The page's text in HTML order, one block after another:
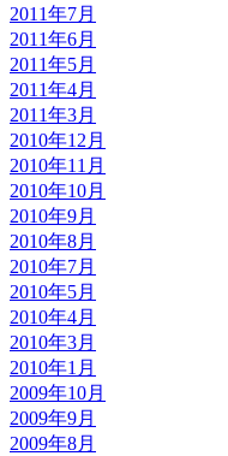
2011年7月
2011年6月
2011年5月
2011年4月
2011年3月
2010年12月
2010年11月
2010年10月
2010年9月
2010年8月
2010年7月
2010年5月
2010年4月
2010年3月
2010年1月
2009年10月
2009年9月
2009年8月